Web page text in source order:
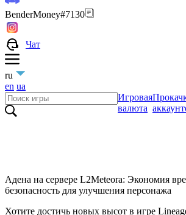
BenderMoney#7130
Чат
ru
en ua
Игровая
валюта
Адена на сервере L2Meteora: Экономия
безопасность для улучшения персонажа
Хотите достичь новых высот в игре